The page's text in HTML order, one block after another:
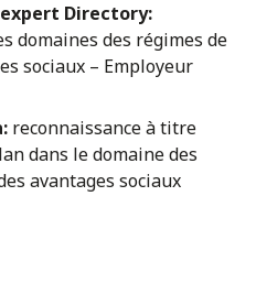
Directory:
domaines des régimes de
sociaux – Employeur
reconnaissance à titre
dans le domaine des
avantages sociaux